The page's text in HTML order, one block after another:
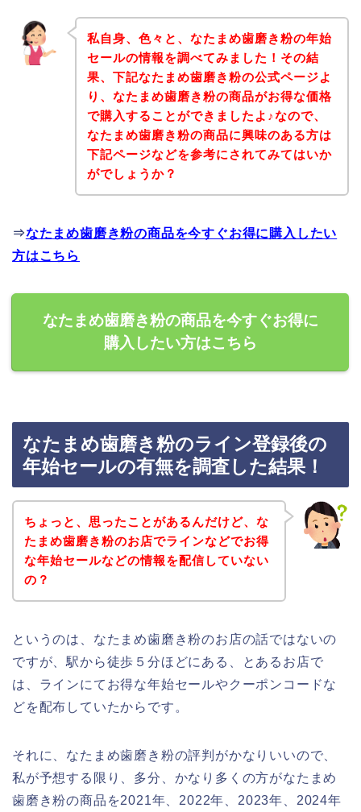
私自身、色々と、なたまめ歯磨き粉の年始
セールの情報を調べてみました！その結
果、下記なたまめ歯磨き粉の公式ページよ
り、なたまめ歯磨き粉の商品がお得な価格
で購入することができましたよ♪なので、
なたまめ歯磨き粉の商品に興味のある方は
下記ページなどを参考にされてみてはいか
がでしょうか？
⇒なたまめ歯磨き粉の商品を今すぐお得に購入したい
方はこちら
なたまめ歯磨き粉の商品を今すぐお得に
購入したい方はこちら
なたまめ歯磨き粉のライン登録後の
年始セールの有無を調査した結果！
ちょっと、思ったことがあるんだけど、な
たまめ歯磨き粉のお店でラインなどでお得
な年始セールなどの情報を配信していない
の？
というのは、なたまめ歯磨き粉のお店の話ではないの
ですが、駅から徒歩５分ほどにある、とあるお店で
は、ラインにてお得な年始セールやクーポンコードな
どを配布していたからです。
それに、なたまめ歯磨き粉の評判がかなりいいので、
私が予想する限り、多分、かなり多くの方がなたまめ
歯磨き粉の商品を2021年、2022年、2023年、2024年